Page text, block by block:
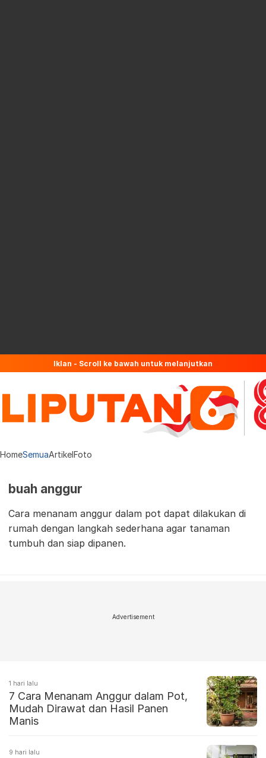
Iklan - Scroll ke bawah untuk melanjutkan
HomeSemuaArtikelFoto
buah anggur
Cara menanam anggur dalam pot dapat dilakukan di
rumah dengan langkah sederhana agar tanaman
tumbuh dan siap dipanen.
Advertisement
1 hari lalu
7 Cara Menanam Anggur dalam Pot,
Mudah Dirawat dan Hasil Panen
Manis
9 hari lalu